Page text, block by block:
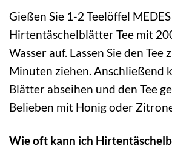
Gießen Sie 1-2 Teelöffel
Hirtentäschelblätter Tee mit
Wasser auf. Lassen Sie den Tee
Minuten ziehen. Anschließend
Blätter abseihen und den Tee
Belieben mit Honig oder
Wie oft kann ich